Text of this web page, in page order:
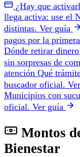
¿Hay que
llega activa: use el
distintas. Ver guía
pagos por la
Dónde retirar dinero
sin sorpresas de
atención Qué
buscador oficial.
Municipios con
oficial. Ver guía
Montos
Bienestar